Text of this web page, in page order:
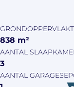
838 m²
AANTAL
3
AANTAL GARAGES